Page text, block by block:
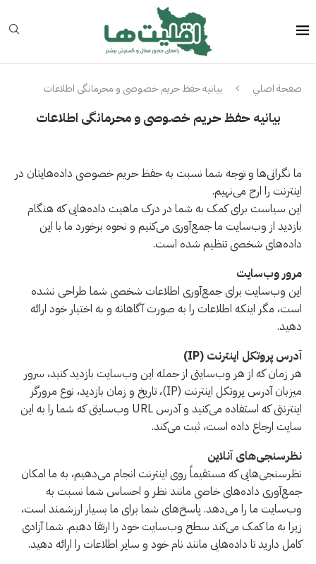
صفحة اصلي بیانیه حفظ حریم خصوصی و محرمانگی اطلاعات
بیانیه حفظ حریم خصوصی و محرمانگی اطلاعات
ما نگرانی‌ها و توجه شما نسبت به حفظ حریم خصوصی داده‌هایتان در
اینترنت را ارج می‌نهیم.
این سیاست برای کمک به شما در درک ماهیت داده‌هایی که هنگام
بازدید از وب‌سایت ما جمع‌آوری می‌کنیم و نحوه برخورد ما با این
داده‌های شخصی تنظیم شده است.
مرور وب‌سایت
این وب‌سایت برای جمع‌آوری اطلاعات شخصی شما طراحی نشده
است، مگر اینکه اطلاعات را به صورت آگاهانه و به اختیار خود ارائه
دهید.
آدرس پروتکل اینترنت (IP)
هر زمان که از هر وب‌سایتی از جمله این وب‌سایت بازدید کنید، سرور
میزبان آدرس پروتکل اینترنت (IP)، تاریخ و زمان بازدید، نوع مرورگر
اینترنتی که استفاده می‌کنید و آدرس URL وب‌سایتی که شما را به این
سایت ارجاع داده است، ثبت می‌کند.
نظرسنجی‌های آنلاین
نظرسنجی‌هایی که مستقیماً روی اینترنت انجام می‌دهیم، به ما امکان
جمع‌آوری داده‌های خاصی مانند نظر و احساس شما نسبت به
وب‌سایت ما را می‌دهد. پاسخ‌های شما برای ما بسیار ارزشمند است،
زیرا به ما کمک می‌کند سطح وب‌سایت خود را ارتقا دهیم. شما آزادی
کامل دارید تا داده‌هایی مانند نام خود و سایر اطلاعات را ارائه دهید.